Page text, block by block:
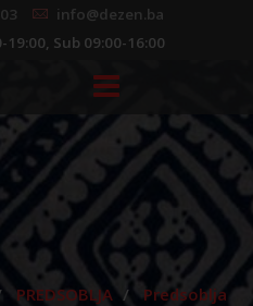
info@dezen.ba
19:00, Sub 09:00-16:00
PREDSOBLJA Predsoblja